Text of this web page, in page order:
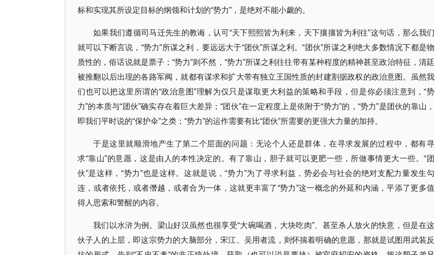
标和实现其所设定目标的纲领和计划的“势力”，是绝对不能小觑的。
如果我们遵循司马迁先生的教诲，认可“天下熙熙皆为利来，天下攘攘皆为利往”这句话，那么我们
就可以下断言说，“势力”所谋之利，要远远大于“团伙”所谋之利。“团伙”所谋之利绝大多数情况下都是物
质性的，俗话说就是票子；“势力”则不然，“势力”所谋之利往往带有某种程度的精神甚至政治特征，清廷
被推翻以后出现的各路军阀，就都有谋求和扩大带有独立王国性质的封建割据政权的政治意图。虽然我
们也可以把这里所谓的“政治意图”理解为仅只是谋取更大利益的策略和手段，但是你必须注意到，“势
力”的本质与“团伙”确实存在着巨大差异；“团伙”在一定程度上是依附于“势力”的，“势力”是团伙的靠山，
即我们平时说的“保护伞”之类；“势力”的运作需要有比“团伙”所需要的更强大力量的加持。
于是这里就顺滑地产生了第二个层面的问题：无论个人还是群体，在寻求发展的过程中，都有寻
求“靠山”的意愿，这是由人的本性决定的。有了靠山，胆子就可以更肥一些，所做事情更大一些。“团
伙”是这样，“势力”也是这样。这就是说，“势力”为了寻求利益，势必会与社会的绝对支配力量发生勾
连，或者依托，或者僭越，或者合为一体，这就更丰富了“势力”这一概念的外延和内涵，平添了更多值
得人思索和警醒的内容。
我们以水浒为例。梁山好汉虽然也很享受“大碗喝酒，大块吃肉”、甚至杀人放火的快意，但是在这
伙子人的上层，即这宗势力的大脑部分，宋江、吴用者流，则怀揣着明确的意愿，那就是试图用武装反